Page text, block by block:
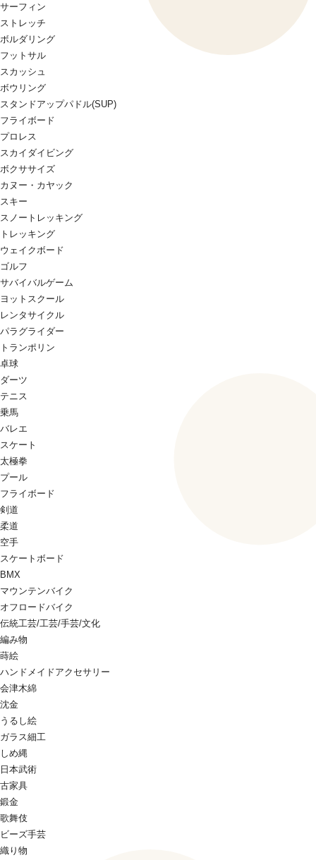
サーフィン
ストレッチ
ボルダリング
フットサル
スカッシュ
ボウリング
スタンドアップパドル(SUP)
フライボード
プロレス
スカイダイビング
ボクササイズ
カヌー・カヤック
スキー
スノートレッキング
トレッキング
ウェイクボード
ゴルフ
サバイバルゲーム
ヨットスクール
レンタサイクル
パラグライダー
トランポリン
卓球
ダーツ
テニス
乗馬
バレエ
スケート
太極拳
プール
フライボード
剣道
柔道
空手
スケートボード
BMX
マウンテンバイク
オフロードバイク
伝統工芸/工芸/手芸/文化
編み物
蒔絵
ハンドメイドアクセサリー
会津木綿
沈金
うるし絵
ガラス細工
しめ縄
日本武術
古家具
鍛金
歌舞伎
ビーズ手芸
織り物